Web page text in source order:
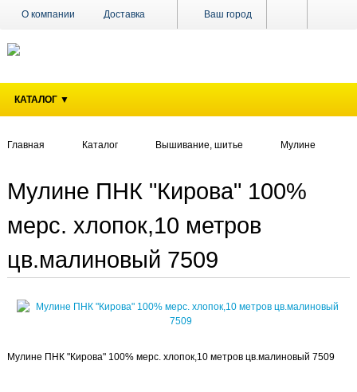
Ваш город
О компании Доставка
Акции
КАТАЛОГ ▼
Главная Каталог Вышивание, шитье Мулине
Мулине ПНК "Кирова" 100%
мерс. хлопок,10 метров
цв.малиновый 7509
Мулине ПНК "Кирова" 100% мерс. хлопок,10 метров цв.малиновый 7509